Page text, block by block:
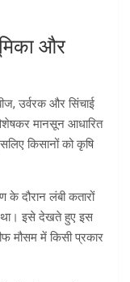
और
उर्वरक और सिंचाई
मानसून आधारित
किसानों को कृषि
के दौरान लंबी कतारों
था। इसे देखते हुए इस
मौसम में किसी प्रकार